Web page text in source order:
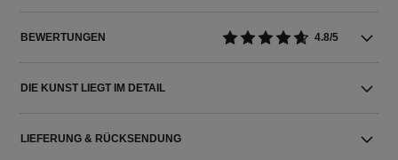
BEWERTUNGEN 4.8/5
DIE KUNST LIEGT IM DETAIL
LIEFERUNG & RÜCKSENDUNG